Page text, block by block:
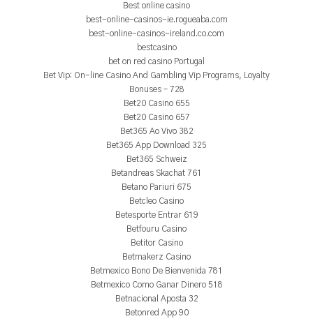
Best online casino
best-online-casinos-ie.rogueaba.com
best-online-casinos-ireland.co.com
bestcasino
bet on red casino Portugal
Bet Vip: On-line Casino And Gambling Vip Programs, Loyalty
Bonuses – 728
Bet20 Casino 655
Bet20 Casino 657
Bet365 Ao Vivo 382
Bet365 App Download 325
Bet365 Schweiz
Betandreas Skachat 761
Betano Pariuri 675
Betcleo Casino
Betesporte Entrar 619
Betfouru Casino
Betitor Casino
Betmakerz Casino
Betmexico Bono De Bienvenida 781
Betmexico Como Ganar Dinero 518
Betnacional Aposta 32
Betonred App 90